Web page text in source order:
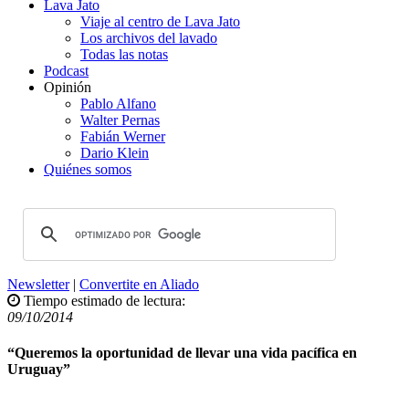
Lava Jato
Viaje al centro de Lava Jato
Los archivos del lavado
Todas las notas
Podcast
Opinión
Pablo Alfano
Walter Pernas
Fabián Werner
Dario Klein
Quiénes somos
Newsletter| Convertite en Aliado
Tiempo estimado de lectura:
09/10/2014
“Queremos la oportunidad de llevar una vida pacífica en
Uruguay”